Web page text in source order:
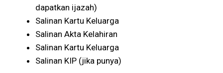
dapatkan ijazah)
Salinan Kartu Keluarga
Salinan Akta Kelahiran
Salinan Kartu Keluarga
Salinan KIP (jika punya)